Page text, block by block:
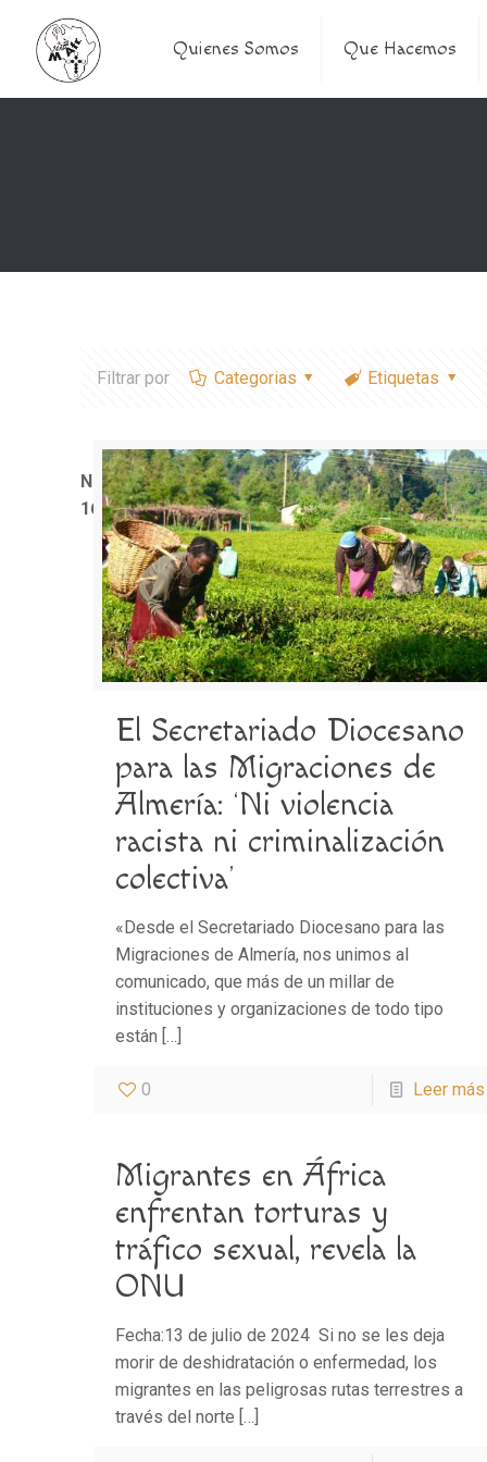
Quienes Somos Que Hacemos
Filtrar por Categorias Etiquetas
Notice: Trying to access array offset on value of type
1611
El Secretariado Diocesano
para las Migraciones de
Almería: ‘Ni violencia
racista ni criminalización
colectiva’
«Desde el Secretariado Diocesano para las
Migraciones de Almería, nos unimos al
comunicado, que más de un millar de
instituciones y organizaciones de todo tipo
están […]
0 Leer más
Migrantes en África
enfrentan torturas y
tráfico sexual, revela la
ONU
Fecha:13 de julio de 2024 Si no se les deja
morir de deshidratación o enfermedad, los
migrantes en las peligrosas rutas terrestres a
través del norte […]